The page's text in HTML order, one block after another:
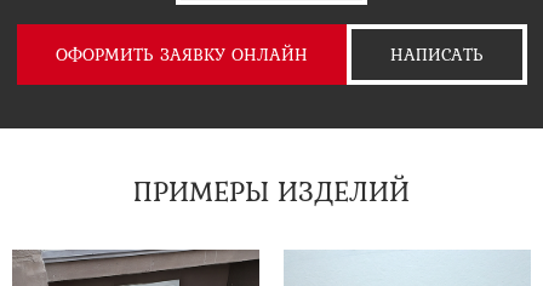
ОФОРМИТЬ ЗАЯВКУ ОНЛАЙН НАПИСАТЬ
ПРИМЕРЫ ИЗДЕЛИЙ